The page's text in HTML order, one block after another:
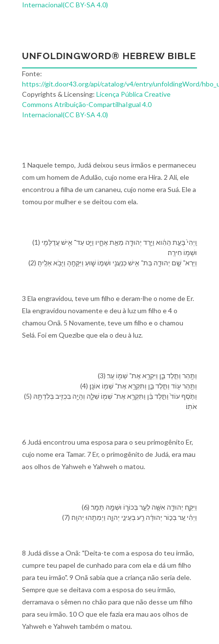
Internacional(CC BY-SA 4.0)
UNFOLDINGWORD® HEBREW BIBLE
Fonte:
https://git.door43.org/api/catalog/v4/entry/unfoldingWord/
Copyrights & Licensing: Licença Pública Creative
Commons Atribuição-CompartilhaIgual 4.0
Internacional(CC BY-SA 4.0)
1 Naquele tempo, Judá deixou seus irmãos e permaneceu
com um homem de Adulão, cujo nome era Hira. 2 Ali, ele
encontrou a filha de um cananeu, cujo nome era Suá. Ele a
tomou por mulher e se deitou com ela.
(1) וַֽ⁠יְהִי֙ בָּ⁠עֵ֣ת הַ⁠הִ֔וא וַ⁠יֵּ֥רֶד יְהוּדָ֖ה מֵ⁠אֵ֣ת אֶחָ֑י⁠ו וַ⁠יֵּ֛ט עַד־ אִ֥ישׁ עֲדֻלָּמִ֖י
וּ⁠שְׁמ֥⁠וֹ חִירָֽה׃
(2) וַ⁠יַּרְא־ שָׁ֧ם יְהוּדָ֛ה בַּת־ אִ֥ישׁ כְּנַעֲנִ֖י וּ⁠שְׁמ֣⁠וֹ שׁ֑וּעַ וַ⁠יִּקָּחֶ֖⁠הָ וַ⁠יָּבֹ֥א אֵלֶֽי⁠הָ׃
3 Ela engravidou, teve um filho e deram-lhe o nome de Er.
Ela engravidou novamente e deu à luz um filho e 4 o
chamou Onã. 5 Novamente, teve um filho e o chamou
Selá. Foi em Quezibe que ela o deu à luz.
(3) וַ⁠תַּ֖הַר וַ⁠תֵּ֣לֶד בֵּ֑ן וַ⁠יִּקְרָ֥א אֶת־ שְׁמ֖⁠וֹ עֵֽר׃
(4) וַ⁠תַּ֥הַר ע֖וֹד וַ⁠תֵּ֣לֶד בֵּ֑ן וַ⁠תִּקְרָ֥א אֶת־ שְׁמ֖⁠וֹ אוֹנָֽן׃
(5) וַ⁠תֹּ֤סֶף עוֹד֙ וַ⁠תֵּ֣לֶד בֵּ֔ן וַ⁠תִּקְרָ֥א אֶת־ שְׁמ֖⁠וֹ שֵׁלָ֑ה וְ⁠הָיָ֥ה בִ⁠כְזִ֖יב בְּ⁠לִדְתָּ֥⁠הּ
אֹתֽ⁠וֹ׃
6 Judá encontrou uma esposa para o seu primogênito Er,
cujo nome era Tamar. 7 Er, o primogênito de Judá, era mau
aos olhos de Yahweh e Yahweh o matou.
(6) וַ⁠יִּקַּ֧ח יְהוּדָ֛ה אִשָּׁ֖ה לְ⁠עֵ֣ר בְּכוֹר֑⁠וֹ וּ⁠שְׁמָ֖⁠הּ תָּמָֽר׃
(7) וַ⁠יְהִ֗י עֵ֚ר בְּכ֣וֹר יְהוּדָ֔ה רַ֖ע בְּ⁠עֵינֵ֣י יְהוָ֑ה וַ⁠יְמִתֵ֖⁠הוּ יְהוָֽה׃
8 Judá disse a Onã: "Deita-te com a esposa do teu irmão,
cumpre teu papel de cunhado para com ela e dá um filho
para teu irmão". 9 Onã sabia que a criança não seria dele.
Sempre que se deitava com a esposa do seu irmão,
derramava o sêmen no chão para que não desse um filho
para seu irmão. 10 O que ele fazia era mau aos olhos de
Yahweh e Yahweh também o matou.